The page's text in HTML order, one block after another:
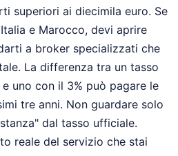
superiori ai diecimila euro. Se
e Marocco, devi aprire
a broker specializzati che
La differenza tra un tasso
uno con il 3% può pagare le
tre anni. Non guardare solo
dal tasso ufficiale.
reale del servizio che stai